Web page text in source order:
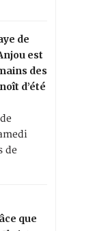
de
est
des
d’été
de
que